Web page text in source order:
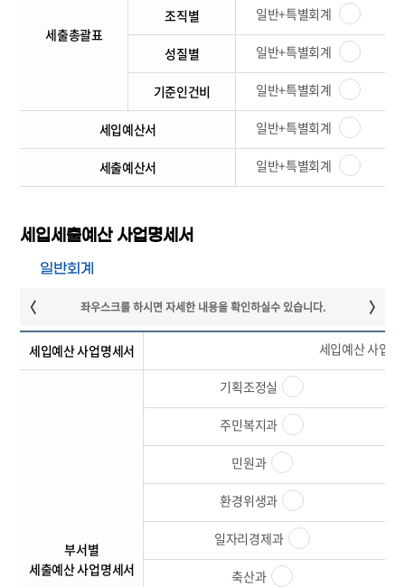
세출총괄표
조직별 일반+특별회계
성질별 일반+특별회계
기준인건비 일반+특별회계
세입예산서 일반+특별회계
세출예산서 일반+특별회계
세입세출예산 사업명세서
일반회계
세입예산 사업명세서 세입예산 사업
부서별
세출예산 사업명세서
기획조정실
주민복지과
민원과
환경위생과
일자리경제과
축산과